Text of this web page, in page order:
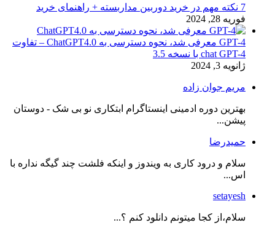
7 نکته مهم در خرید دوربین مداربسته + راهنمای خرید
فوریه 28, 2024
GPT-4 معرفی شد، نحوه دسترسی به ChatGPT4.0 – تفاوت
chat GPT-4 با نسخه 3.5
ژانویه 3, 2024
مریم جوان زاده
بهترین دوره ادمینی اینستاگرام ابتکاری نو بی شک - دوستان
پیشن...
حمیدرضا
سلام و درود کاری به ویندوز و اینکه فلشت چند گیگه نداره با
اس...
setayesh
سلام،از کجا میتونم دانلود کنم ؟...